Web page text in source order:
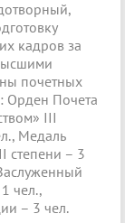
кадров за
почетных
Орден Почета
III
Медаль
степени – 3
чел.,
– 3 чел.